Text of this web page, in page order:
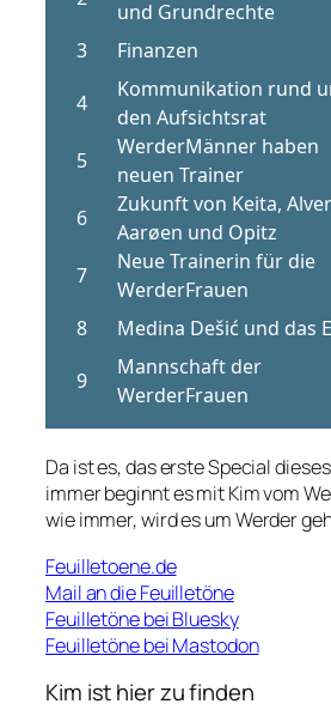
Da ist es, das erste Special
immer beginnt es mit Kim vom
wie immer, wird es um Werder
Feuilletoene.de
Mail an die Feuilletöne
Feuilletöne bei Bluesky
Feuilletöne bei Mastodon
Kim ist hier zu finden